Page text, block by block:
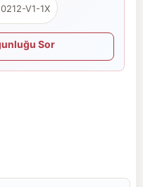
V1-1X
Sor